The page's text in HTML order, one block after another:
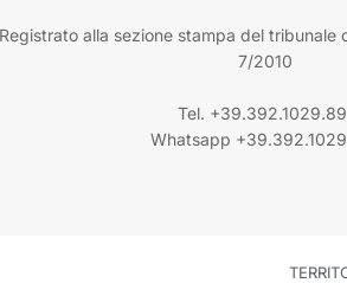
Registrato alla sezione stampa del tribunale
7/2010
Tel.
Whatsapp